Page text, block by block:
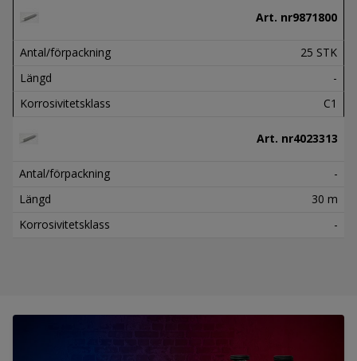
Art. nr9871800
Antal/förpackning
25 STK
Längd
-
Korrosivitetsklass
C1
Art. nr4023313
Antal/förpackning
-
Längd
30 m
Korrosivitetsklass
-